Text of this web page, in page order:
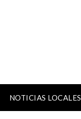
NOTICIAS LOCALES